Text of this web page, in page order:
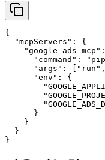
{
  "mcpServers": {
"google-ads-
"command":
"args":
      "env": {
      }
    }
  }